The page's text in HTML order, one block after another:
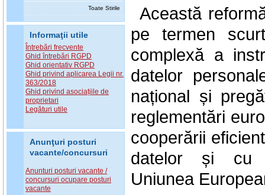
Toate Stirile
Informaţii utile
Întrebări frecvente
Ghid întrebări RGPD
Ghid orientativ RGPD
Ghid privind aplicarea Legii nr.
363/2018
Ghid privind asociațiile de
proprietari
Legături utile
Anunţuri posturi
vacante/concursuri
Anunturi posturi vacante /
concursuri ocupare posturi
vacante
Această
pe termen
complexă a
datelor
național și
reglementări
cooperării
datelor și cu
Uniunea.